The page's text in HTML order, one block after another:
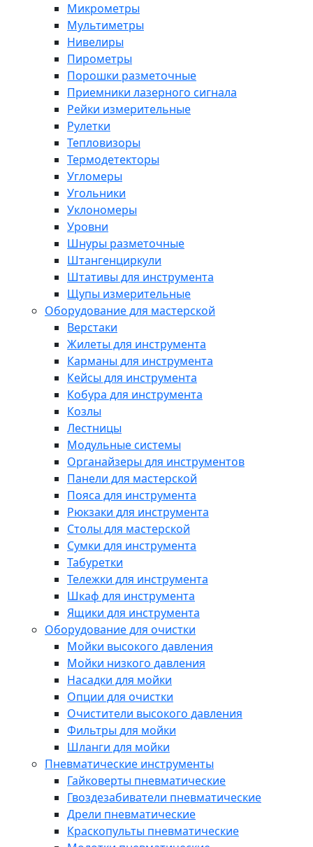
Микрометры
Мультиметры
Нивелиры
Пирометры
Порошки разметочные
Приемники лазерного сигнала
Рейки измерительные
Рулетки
Тепловизоры
Термодетекторы
Угломеры
Угольники
Уклономеры
Уровни
Шнуры разметочные
Штангенциркули
Штативы для инструмента
Щупы измерительные
Оборудование для мастерской
Верстаки
Жилеты для инструмента
Карманы для инструмента
Кейсы для инструмента
Кобура для инструмента
Козлы
Лестницы
Модульные системы
Органайзеры для инструментов
Панели для мастерской
Пояса для инструмента
Рюкзаки для инструмента
Столы для мастерской
Сумки для инструмента
Табуретки
Тележки для инструмента
Шкаф для инструмента
Ящики для инструмента
Оборудование для очистки
Мойки высокого давления
Мойки низкого давления
Насадки для мойки
Опции для очистки
Очистители высокого давления
Фильтры для мойки
Шланги для мойки
Пневматические инструменты
Гайковерты пневматические
Гвоздезабиватели пневматические
Дрели пневматические
Краскопульты пневматические